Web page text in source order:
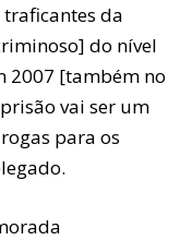
da
do nível
2007 [também no
vai ser um
para os